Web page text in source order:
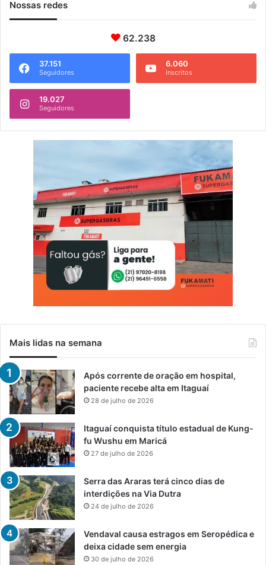
Nossas redes
62.238
37.151
Seguidores
6.060
Inscritos
19.027
Seguidores
Mais lidas na semana
Após corrente de oração em hospital,
paciente recebe alta em Itaguaí
28 de julho de 2026
Itaguaí conquista título estadual de Kung-
fu Wushu em Maricá
27 de julho de 2026
Serra das Araras terá cinco dias de
interdições na Via Dutra
24 de julho de 2026
Vendaval causa estragos em Seropédica e
deixa cidade sem energia
30 de julho de 2026